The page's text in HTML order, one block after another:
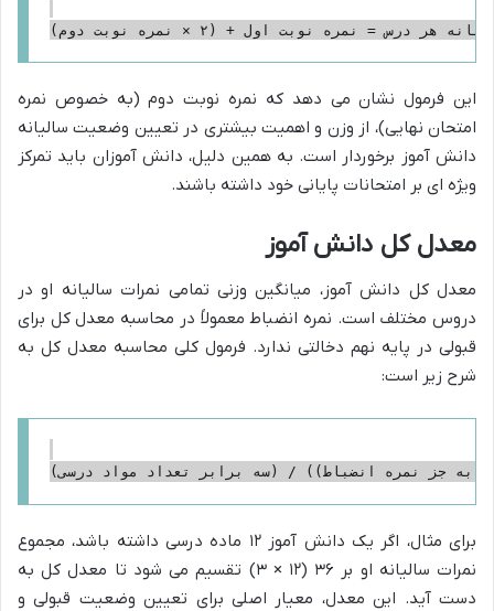
این فرمول نشان می دهد که نمره نوبت دوم (به خصوص نمره
امتحان نهایی)، از وزن و اهمیت بیشتری در تعیین وضعیت سالیانه
دانش آموز برخوردار است. به همین دلیل، دانش آموزان باید تمرکز
ویژه ای بر امتحانات پایانی خود داشته باشند.
معدل کل دانش آموز
معدل کل دانش آموز، میانگین وزنی تمامی نمرات سالیانه او در
دروس مختلف است. نمره انضباط معمولاً در محاسبه معدل کل برای
قبولی در پایه نهم دخالتی ندارد. فرمول کلی محاسبه معدل کل به
شرح زیر است:
برای مثال، اگر یک دانش آموز ۱۲ ماده درسی داشته باشد، مجموع
نمرات سالیانه او بر ۳۶ (۱۲ × ۳) تقسیم می شود تا معدل کل به
دست آید. این معدل، معیار اصلی برای تعیین وضعیت قبولی و